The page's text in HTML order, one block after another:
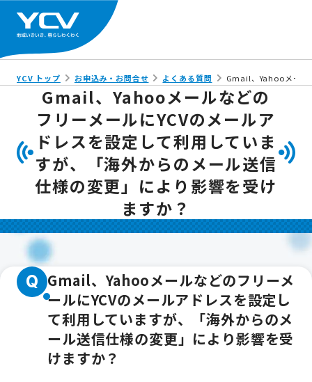
YCV トップ お申込み・お問合せ よくある質問 Gmail、Yahooメール
Gmail、Yahooメールなどの
フリーメールにYCVのメールア
ドレスを設定して利用していま
すが、「海外からのメール送信
仕様の変更」により影響を受け
ますか？
Q Gmail、Yahooメールなどのフリーメ
ールにYCVのメールアドレスを設定し
て利用していますが、「海外からのメ
ール送信仕様の変更」により影響を受
けますか？